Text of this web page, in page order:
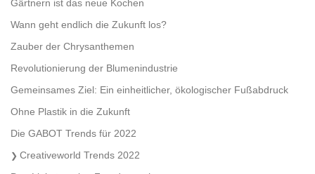
Gärtnern ist das neue Kochen
Wann geht endlich die Zukunft los?
Zauber der Chrysanthemen
Revolutionierung der Blumenindustrie
Gemeinsames Ziel: Ein einheitlicher, ökologischer Fußabdruck
Ohne Plastik in die Zukunft
Die GABOT Trends für 2022
Creativeworld Trends 2022